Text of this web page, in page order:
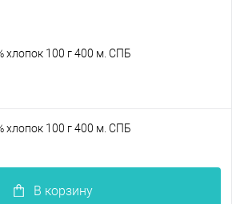
хлопок 100 г 400 м. СПБ
В корзину
хлопок 100 г 400 м. СПБ
В корзину